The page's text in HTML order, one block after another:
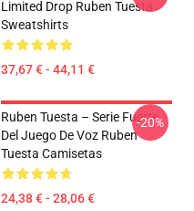
Limited Drop Ruben Tuesta
Sweatshirts
37,67 € - 44,11 €
Ruben Tuesta – Serie Fuerte
Del Juego De Voz Ruben
Tuesta Camisetas
24,38 € - 28,06 €
-20%